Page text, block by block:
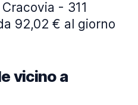
- 311
92,02 € al giorno
vicino a